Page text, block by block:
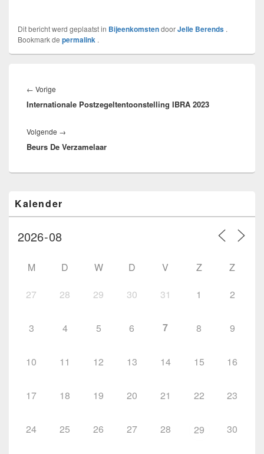
Dit bericht werd geplaatst in BijeenkomstendoorJelle Berends .
Bookmark de permalink .
navigatie
← Vorige
bericht:
Internationale Postzegeltentoonstelling IBRA 2023
Volgende →
bericht:
Beurs De Verzamelaar
zijbalk
widget
Kalender
M D W D V Z Z
27 28 29 30 31 1 2
3 4 5 6 7 8 9
10 11 12 13 14 15 16
17 18 19 20 21 22 23
24 25 26 27 28 29 30